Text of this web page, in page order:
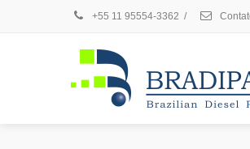
+55 11 95554-3362 /